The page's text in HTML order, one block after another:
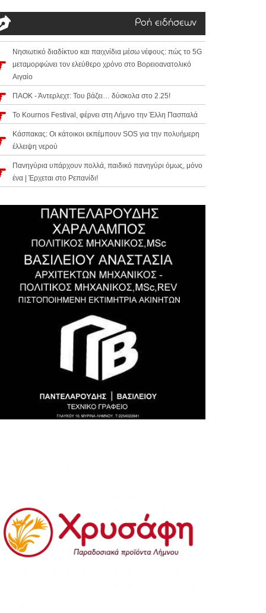
Ροή ειδήσεων
Νησιωτικό διαδίκτυο και παιχνίδια μέσω νέφους: πώς το 5G
μεταμορφώνει τον ελεύθερο χρόνο στο Βορειοανατολικό
Αιγαίο
ΠΑΟΚ - Άντερλεχτ: Του βάζει… δύσκολα στο 2.25!
Το Kournos Festival, φέρνει στη Λήμνο την Έλλη Πασπαλά
Κάσπακας: Οι κάτοικοι εκπέμπουν SOS για την πολυήμερη
έλλειψη νερού
Πανηγύρια υπάρχουν πολλά, παιδικό πανηγύρι όμως, μόνο
ένα | Έρχεται στο Ρεπανίδι!